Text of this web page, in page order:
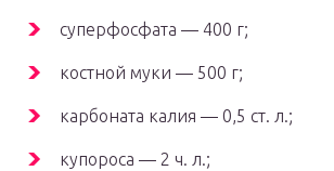
суперфосфата — 400 г;
костной муки — 500 г;
карбоната калия — 0,5 ст. л.;
купороса — 2 ч. л.;